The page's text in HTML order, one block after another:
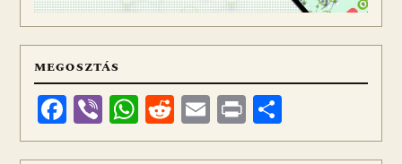
MEGOSZTÁS
Facebook
ViberWhatsApp
Reddit
Email
Print
meg